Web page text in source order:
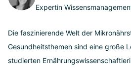
Expertin
Die faszinierende Welt der
Gesundheitsthemen sind eine große
studierten